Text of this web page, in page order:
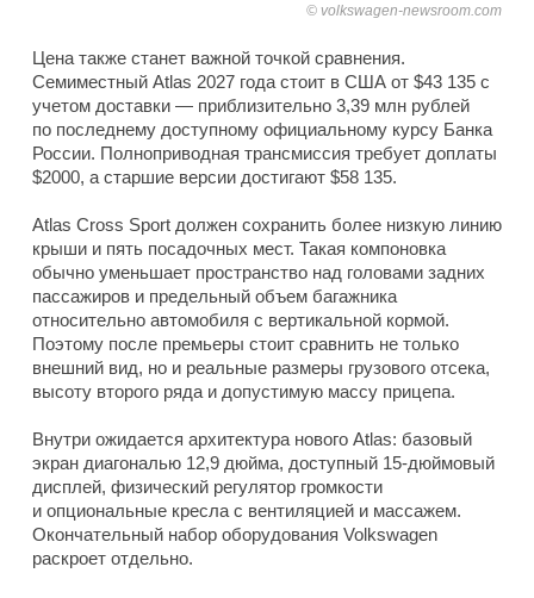
volkswagen-newsroom.com
Цена также станет важной точкой сравнения.
Семиместный Atlas 2027 года стоит в США от $43 135 с
учетом доставки — приблизительно 3,39 млн рублей
по последнему доступному официальному курсу Банка
России. Полноприводная трансмиссия требует доплаты
$2000, а старшие версии достигают $58 135.
Atlas Cross Sport должен сохранить более низкую линию
крыши и пять посадочных мест. Такая компоновка
обычно уменьшает пространство над головами задних
пассажиров и предельный объем багажника
относительно автомобиля с вертикальной кормой.
Поэтому после премьеры стоит сравнить не только
внешний вид, но и реальные размеры грузового отсека,
высоту второго ряда и допустимую массу прицепа.
Внутри ожидается архитектура нового Atlas: базовый
экран диагональю 12,9 дюйма, доступный 15-дюймовый
дисплей, физический регулятор громкости
и опциональные кресла с вентиляцией и массажем.
Окончательный набор оборудования Volkswagen
раскроет отдельно.